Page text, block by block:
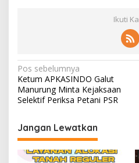
Ikuti
N
a
v
i
g
a
Pos sebelumnya
Ketum APKASINDO Galut
Manurung Minta Kejaksaan
Selektif Periksa Petani PSR
Jangan Lewatkan